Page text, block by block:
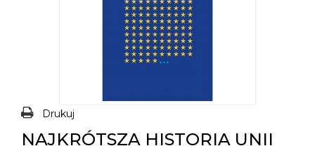
Drukuj
NAJKRÓTSZA HISTORIA UNII